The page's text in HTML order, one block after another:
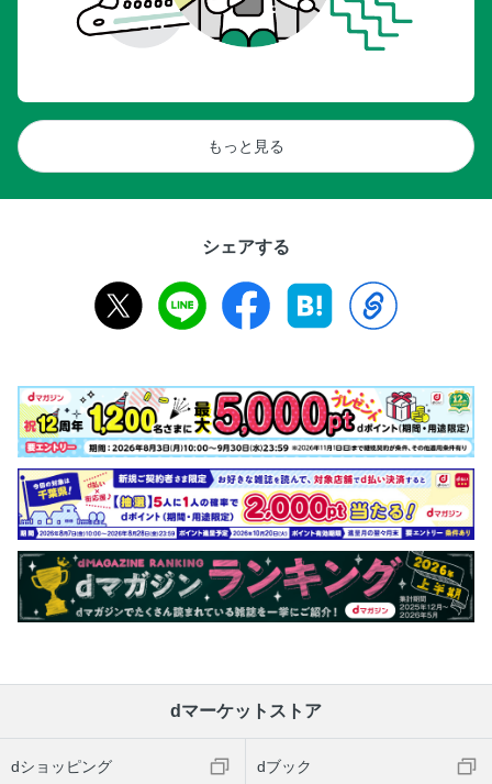
もっと見る
シェアする
dマーケットストア
dショッピング dブック